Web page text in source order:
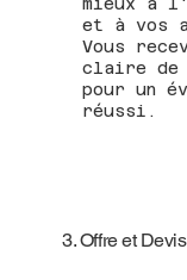
et à vos
Vous
claire de
pour un
réussi.
3. Offre et Devis